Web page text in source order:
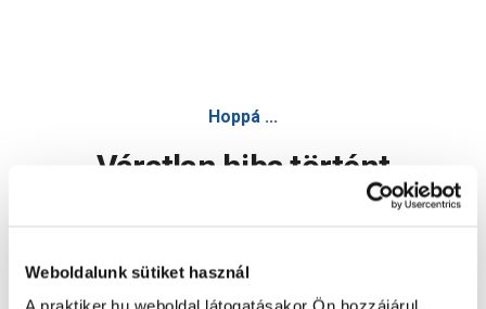
Weboldalunk sütiket használ
Hoppá ...
Váratlan hiba történt